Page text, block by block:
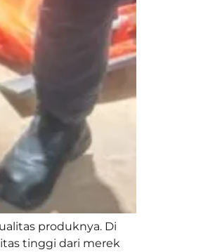
produknya. Di
tinggi dari merek